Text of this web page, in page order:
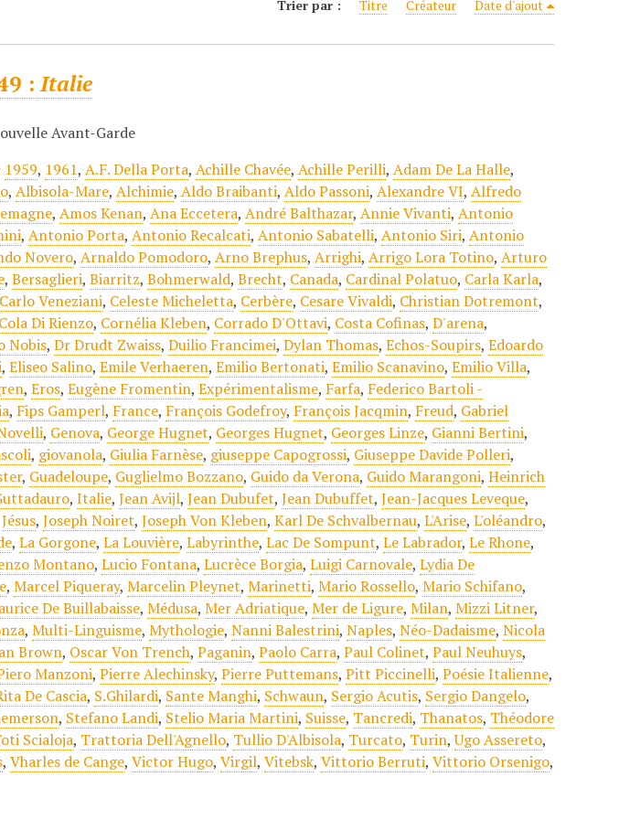
Trier par : Titre Créateur Date d'ajout
:Italie
Avant-Garde
1959, 1961,A.F. Della Porta,Achille Chavée,Achille Perilli,Adam De La Halle,
,Albisola-Mare,Alchimie,Aldo Braibanti,Aldo Passoni,Alexandre VI,Alfredo
,Amos Kenan,Ana Eccetera,André Balthazar,Annie Vivanti,Antonio
,Antonio Porta,Antonio Recalcati,Antonio Sabatelli,Antonio Siri,Antonio
Novero,Arnaldo Pomodoro,Arno Brephus,Arrighi,Arrigo Lora Totino,Arturo
,Bersaglieri,Biarritz,Bohmerwald,Brecht, Canada, Cardinal Polatuo, Carla Karla,
Carlo Veneziani, Celeste Micheletta, Cerbère, Cesare Vivaldi, Christian Dotremont,
Cola Di Rienzo, Cornélia Kleben, Corrado D'Ottavi, Costa Cofinas,D'arena,
Nobis,Dr Drudt Zwaiss,Duilio Francimei,Dylan Thomas,Echos-Soupirs,Edoardo
,Eliseo Salino,Emile Verhaeren,Emilio Bertonati,Emilio Scanavino,Emilio Villa,
,Eros,Eugène Fromentin,Expérimentalisme, Farfa, Federico Bartoli -
, Fips Gamperl, France, François Godefroy, François Jacqmin, Freud, Gabriel
, Genova, George Hugnet, Georges Hugnet, Georges Linze, Gianni Bertini,
, giovanola, Giulia Farnèse, giuseppe Capogrossi, Giuseppe Davide Polleri,
, Guadeloupe, Guglielmo Bozzano, Guido da Verona, Guido Marangoni,Heinrich
,Italie,Jean Avijl,Jean Dubufet,Jean Dubuffet,Jean-Jacques Leveque,
Jésus,Joseph Noiret,Joseph Von Kleben,Karl De Schvalbernau,L'Arise,L'oléandro,
,La Gorgone,La Louvière,Labyrinthe,Lac De Sompunt,Le Labrador,Le Rhone,
Montano,Lucio Fontana,Lucrèce Borgia,Luigi Carnovale,Lydia De
,Marcel Piqueray,Marcelin Pleynet,Marinetti,Mario Rossello,Mario Schifano,
De Buillabaisse,Médusa,Mer Adriatique,Mer de Ligure,Milan,Mizzi Litner,
,Multi-Linguisme,Mythologie,Nanni Balestrini,Naples,Néo-Dadaisme,Nicola
Brown, Oscar Von Trench,Paganin,Paolo Carra,Paul Colinet,Paul Neuhuys,
Manzoni,Pierre Alechinsky,Pierre Puttemans,Pitt Piccinelli,Poésie Italienne,
De Cascia, S.Ghilardi, Sante Manghi, Schwaun, Sergio Acutis, Sergio Dangelo,
, Stefano Landi, Stelio Maria Martini, Suisse, Tancredi, Thanatos, Théodore
Scialoja, Trattoria Dell'Agnello, Tullio D'Albisola, Turcato, Turin,Ugo Assereto,
,Vharles de Cange,Victor Hugo,Virgil,Vitebsk,Vittorio Berruti,Vittorio Orsenigo,